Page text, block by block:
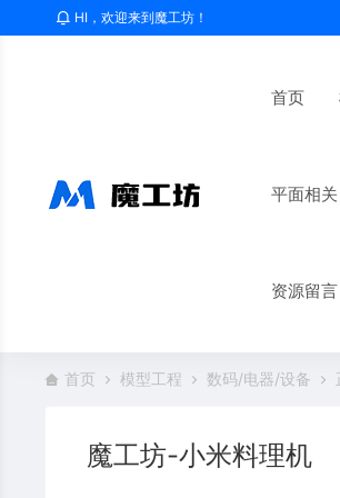
HI，欢迎来到魔工坊！
首页
平面相关
资源留言
首页 模型工程 数码/电器/设备
魔工坊-小米料理机